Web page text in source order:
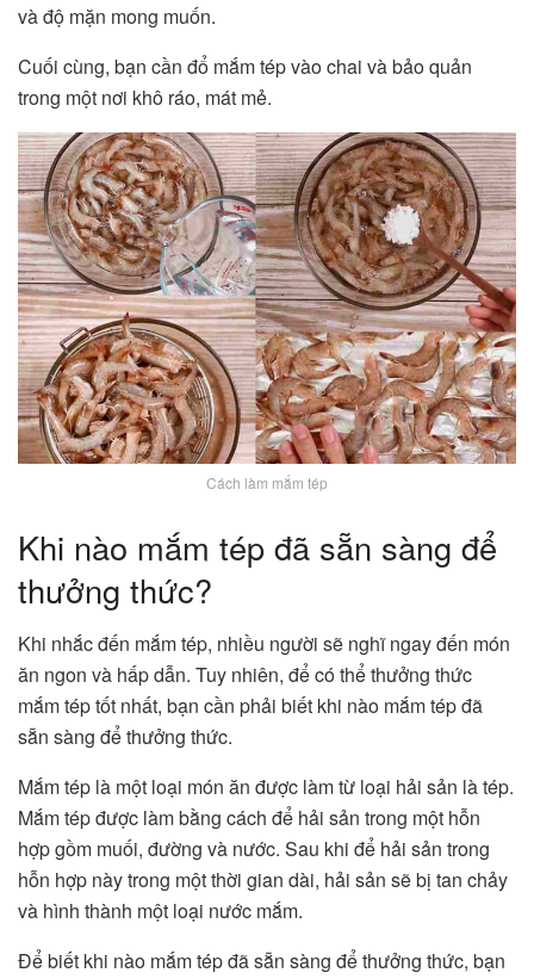
và độ mặn mong muốn.
Cuối cùng, bạn cần đổ mắm tép vào chai và bảo quản
trong một nơi khô ráo, mát mẻ.
Cách làm mắm tép
Khi nào mắm tép đã sẵn sàng để
thưởng thức?
Khi nhắc đến mắm tép, nhiều người sẽ nghĩ ngay đến món
ăn ngon và hấp dẫn. Tuy nhiên, để có thể thưởng thức
mắm tép tốt nhất, bạn cần phải biết khi nào mắm tép đã
sẵn sàng để thưởng thức.
Mắm tép là một loại món ăn được làm từ loại hải sản là tép.
Mắm tép được làm bằng cách để hải sản trong một hỗn
hợp gồm muối, đường và nước. Sau khi để hải sản trong
hỗn hợp này trong một thời gian dài, hải sản sẽ bị tan chảy
và hình thành một loại nước mắm.
Để biết khi nào mắm tép đã sẵn sàng để thưởng thức, bạn